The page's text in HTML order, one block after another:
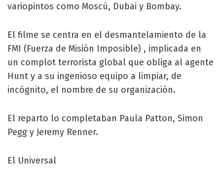
variopintos como Moscú, Dubai y Bombay.
El filme se centra en el desmantelamiento de la
FMI (Fuerza de Misión Imposible) , implicada en
un complot terrorista global que obliga al agente
Hunt y a su ingenioso equipo a limpiar, de
incógnito, el nombre de su organización.
El reparto lo completaban Paula Patton, Simon
Pegg y Jeremy Renner.
El Universal